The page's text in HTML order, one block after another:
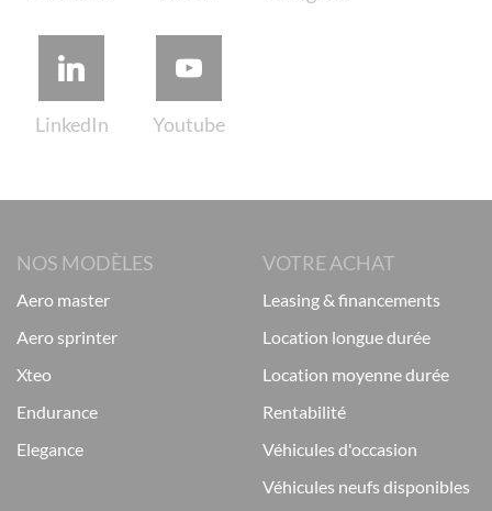
NOS MODÈLES
aero master
aero sprinter
xteo
endurance
elegance
VOTRE ACHAT
leasing & financements
location longue durée
location moyenne durée
rentabilité
véhicules d'occasion
véhicules neufs disponibles